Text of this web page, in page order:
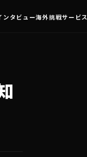
ンタビュー海外挑戦サービス